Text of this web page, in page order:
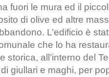
fuori le mura ed il
di olive ed altre
L’edificio è
che lo ha
storica, all’interno del
giullari e maghi, per